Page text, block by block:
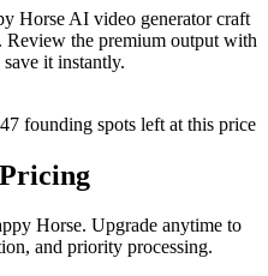
Horse AI video generator craft
Review the premium output with
it instantly.
founding spots left at this price
Horse. Upgrade anytime to
and priority processing.